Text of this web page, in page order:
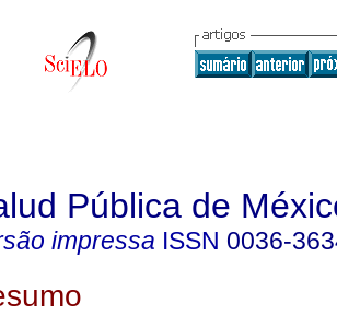
Pública de
impressa ISSN 0036-